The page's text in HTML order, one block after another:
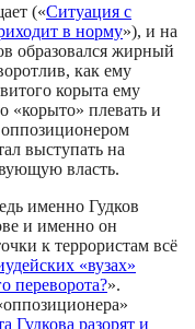
(«Ситуация с
в норму»), и на
образовался жирный
как ему
корыта ему
«корыто» плевать и
оппозиционером
выступать на
власть.
именно Гудков
и именно он
к террористам всё
«вузах»
переворота?».
Гудкова разорят и